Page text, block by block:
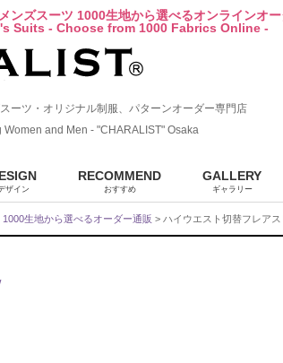
ンズスーツ 1000生地から選べるオンラインオ
Suits - Choose from 1000 Fabrics Online -
ーツ・オリジナル制服、パターンオーダー専門店
and Men - "CHARALIST" Osaka
ザイン
RECOMMEND
おすすめ
GALLERY
ギャラリー
生地から選べるオーダー通販 > ハイウエスト切替フレア